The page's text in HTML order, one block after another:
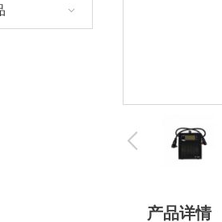
产品详情